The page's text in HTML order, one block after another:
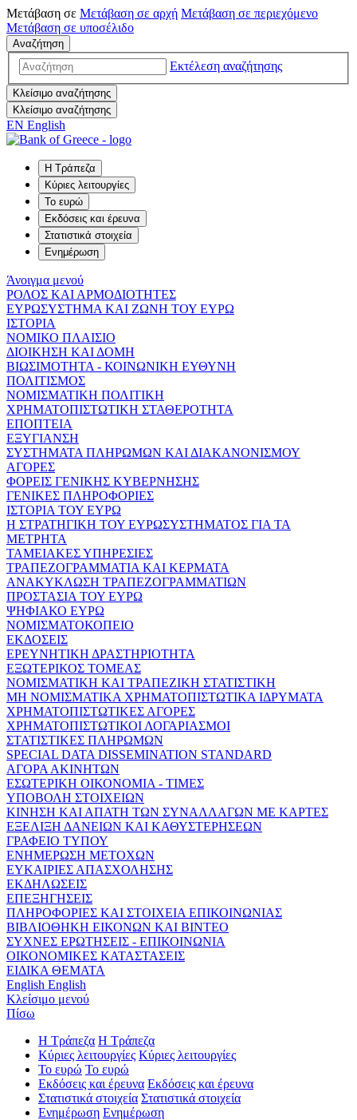
Μετάβαση σε Μετάβαση σε αρχή Μετάβαση σε περιεχόμενο
Μετάβαση σε υποσέλιδο
Αναζήτηση
Εκτέλεση αναζήτησης
Κλείσιμο αναζήτησης
Κλείσιμο αναζήτησης
EN English
Η Τράπεζα
Κύριες λειτουργίες
Το ευρώ
Εκδόσεις και έρευνα
Στατιστικά στοιχεία
Ενημέρωση
Άνοιγμα μενού
ΡΟΛΟΣ ΚΑΙ ΑΡΜΟΔΙΟΤΗΤΕΣ
ΕΥΡΩΣΥΣΤΗΜΑ ΚΑΙ ΖΩΝΗ ΤΟΥ ΕΥΡΩ
ΙΣΤΟΡΙΑ
ΝΟΜΙΚΟ ΠΛΑΙΣΙΟ
ΔΙΟΙΚΗΣΗ ΚΑΙ ΔΟΜΗ
ΒΙΩΣΙΜΟΤΗΤΑ - ΚΟΙΝΩΝΙΚΗ ΕΥΘΥΝΗ
ΠΟΛΙΤΙΣΜΟΣ
ΝΟΜΙΣΜΑΤΙΚΗ ΠΟΛΙΤΙΚΗ
ΧΡΗΜΑΤΟΠΙΣΤΩΤΙΚΗ ΣΤΑΘΕΡΟΤΗΤΑ
ΕΠΟΠΤΕΙΑ
ΕΞΥΓΙΑΝΣΗ
ΣΥΣΤΗΜΑΤΑ ΠΛΗΡΩΜΩΝ ΚΑΙ ΔΙΑΚΑΝΟΝΙΣΜΟΥ
ΑΓΟΡΕΣ
ΦΟΡΕΙΣ ΓΕΝΙΚΗΣ ΚΥΒΕΡΝΗΣΗΣ
ΓΕΝΙΚΕΣ ΠΛΗΡΟΦΟΡΙΕΣ
ΙΣΤΟΡΙΑ ΤΟΥ ΕΥΡΩ
Η ΣΤΡΑΤΗΓΙΚΗ ΤΟΥ ΕΥΡΩΣΥΣΤΗΜΑΤΟΣ ΓΙΑ ΤΑ
ΜΕΤΡΗΤΑ
ΤΑΜΕΙΑΚΕΣ ΥΠΗΡΕΣΙΕΣ
ΤΡΑΠΕΖΟΓΡΑΜΜΑΤΙΑ ΚΑΙ ΚΕΡΜΑΤΑ
ΑΝΑΚΥΚΛΩΣΗ ΤΡΑΠΕΖΟΓΡΑΜΜΑΤΙΩΝ
ΠΡΟΣΤΑΣΙΑ ΤΟΥ ΕΥΡΩ
ΨΗΦΙΑΚΟ ΕΥΡΩ
ΝΟΜΙΣΜΑΤΟΚΟΠΕΙΟ
ΕΚΔΟΣΕΙΣ
ΕΡΕΥΝΗΤΙΚΗ ΔΡΑΣΤΗΡΙΟΤΗΤΑ
ΕΞΩΤΕΡΙΚΟΣ ΤΟΜΕΑΣ
ΝΟΜΙΣΜΑΤΙΚΗ ΚΑΙ ΤΡΑΠΕΖΙΚΗ ΣΤΑΤΙΣΤΙΚΗ
ΜΗ ΝΟΜΙΣΜΑΤΙΚΑ ΧΡΗΜΑΤΟΠΙΣΤΩΤΙΚΑ ΙΔΡΥΜΑΤΑ
ΧΡΗΜΑΤΟΠΙΣΤΩΤΙΚΕΣ ΑΓΟΡΕΣ
ΧΡΗΜΑΤΟΠΙΣΤΩΤΙΚΟΙ ΛΟΓΑΡΙΑΣΜΟΙ
ΣΤΑΤΙΣΤΙΚΕΣ ΠΛΗΡΩΜΩΝ
SPECIAL DATA DISSEMINATION STANDARD
ΑΓΟΡΑ ΑΚΙΝΗΤΩΝ
ΕΣΩΤΕΡΙΚΗ ΟΙΚΟΝΟΜΙΑ - ΤΙΜΕΣ
ΥΠΟΒΟΛΗ ΣΤΟΙΧΕΙΩΝ
ΚΙΝΗΣΗ ΚΑΙ ΑΠΑΤΗ ΤΩΝ ΣΥΝΑΛΛΑΓΩΝ ΜΕ ΚΑΡΤΕΣ
ΕΞΕΛΙΞΗ ΔΑΝΕΙΩΝ ΚΑΙ ΚΑΘΥΣΤΕΡΗΣΕΩΝ
ΓΡΑΦΕΙΟ ΤΥΠΟΥ
ΕΝΗΜΕΡΩΣΗ ΜΕΤΟΧΩΝ
ΕΥΚΑΙΡΙΕΣ ΑΠΑΣΧΟΛΗΣΗΣ
ΕΚΔΗΛΩΣΕΙΣ
ΕΠΕΞΗΓΗΣΕΙΣ
ΠΛΗΡΟΦΟΡΙΕΣ ΚΑΙ ΣΤΟΙΧΕΙΑ ΕΠΙΚΟΙΝΩΝΙΑΣ
ΒΙΒΛΙΟΘΗΚΗ ΕΙΚΟΝΩΝ ΚΑΙ ΒΙΝΤΕΟ
ΣΥΧΝΕΣ ΕΡΩΤΗΣΕΙΣ - ΕΠΙΚΟΙΝΩΝΙΑ
ΟΙΚΟΝΟΜΙΚΕΣ ΚΑΤΑΣΤΑΣΕΙΣ
ΕΙΔΙΚΑ ΘΕΜΑΤΑ
English English
Κλείσιμο μενού
Πίσω
Η Τράπεζα Η Τράπεζα
Κύριες λειτουργίες Κύριες λειτουργίες
Το ευρώ Το ευρώ
Εκδόσεις και έρευνα Εκδόσεις και έρευνα
Στατιστικά στοιχεία Στατιστικά στοιχεία
Ενημέρωση Ενημέρωση